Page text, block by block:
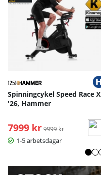
Spinningcykel Speed Race X
'26, Hammer
7999 kr Ordinarie pris:
9999 kr
1-5 arbetsdagar